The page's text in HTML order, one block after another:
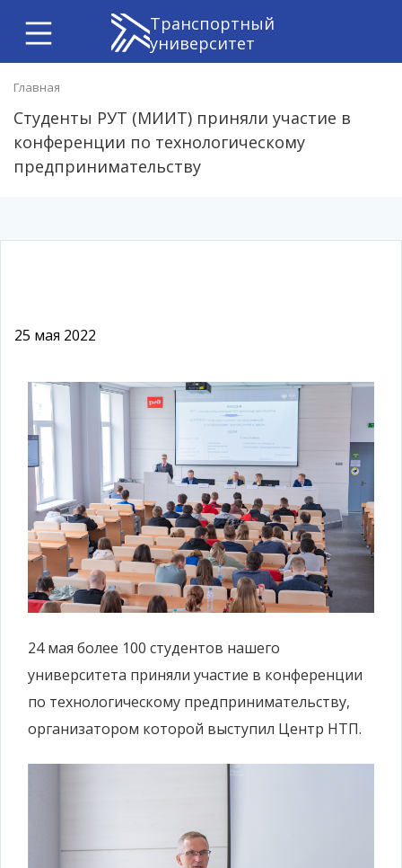
Транспортный
университет
Главная
Студенты РУТ (МИИТ) приняли участие в
конференции по технологическому
предпринимательству
25 мая 2022
24 мая более 100 студентов нашего
университета приняли участие в конференции
по технологическому предпринимательству,
организатором которой выступил Центр НТП.